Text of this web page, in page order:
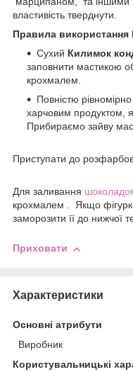
властивість тверднути.
Правила використання
Сухий Килимок
заповнити мастикою
крохмалем.
Повністю
харчовим продуктом,
Прибираємо зайву
Приступати до
Для заливання
крохмалем . Якщо
заморозити її до нижчої
Приховати
Характеристики
Основні атрибути
Виробник
Користувальницькі